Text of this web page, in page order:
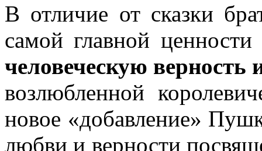
В отличие от сказки
самой главной
человеческую верность
возлюбленной
новое «добавление»
любви и верности